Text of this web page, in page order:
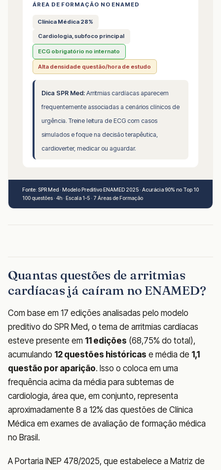
ÁREA DE FORMAÇÃO NO ENAMED
Clínica Médica 28%
Cardiologia, subfoco principal
ECG obrigatório no internato
Alta densidade questão/hora de estudo
Dica SPR Med: Arritmias cardíacas aparecem
frequentemente associadas a cenários clínicos de
urgência. Treine leitura de ECG com casos
simulados e foque na decisão terapêutica,
cardioverter, medicar ou aguardar.
Fonte: SPR Med · Modelo Preditivo ENAMED 2025 · Acurácia 90% no Top 10
100 questões · 4h · Escala 1-5 · 7 Áreas de Formação
Quantas questões de arritmias
cardíacas já caíram no ENAMED?
Com base em 17 edições analisadas pelo modelo
preditivo do SPR Med, o tema de arritmias cardíacas
esteve presente em 11 edições (68,75% do total),
acumulando 12 questões históricas e média de 1,1
questão por aparição. Isso o coloca em uma
frequência acima da média para subtemas de
cardiologia, área que, em conjunto, representa
aproximadamente 8 a 12% das questões de Clínica
Médica em exames de avaliação de formação médica
no Brasil.
A Portaria INEP 478/2025, que estabelece a Matriz de